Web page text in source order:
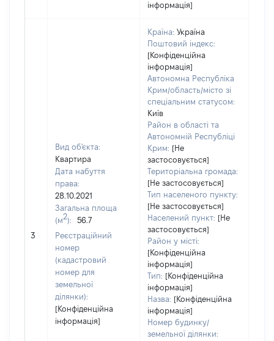
інформація]
3
Вид об'єкта:
Квартира
Дата набуття
права:
28.10.2021
Загальна площа
(м2):
56.7
Реєстраційний
номер
(кадастровий
номер для
земельної
ділянки):
[Конфіденційна
інформація]
Країна: Україна
Поштовий індекс:
[Конфіденційна
інформація]
Автономна Республіка
Крим/область/місто зі
спеціальним статусом:
Київ
Район в області та
Автономній Республіці
Крим: [Не
застосовується]
Територіальна громада:
[Не застосовується]
Тип населеного пункту:
[Не застосовується]
Населений пункт: [Не
застосовується]
Район у місті:
[Конфіденційна
інформація]
Тип: [Конфіденційна
інформація]
Назва: [Конфіденційна
інформація]
Номер будинку/
земельної ділянки: